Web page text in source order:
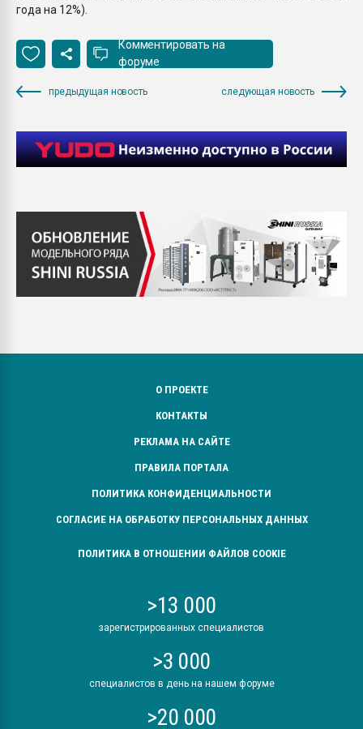
года на 12%).
Комментировать на
форуме
предыдущая новость следующая новость
О ПРОЕКТЕ
КОНТАКТЫ
РЕКЛАМА НА САЙТЕ
ПРАВИЛА ПОРТАЛА
ПОЛИТИКА КОНФИДЕНЦИАЛЬНОСТИ
СОГЛАСИЕ НА ОБРАБОТКУ ПЕРСОНАЛЬНЫХ ДАННЫХ
ПОЛИТИКА В ОТНОШЕНИИ ФАЙЛОВ COOKIE
>13 000
зарегистрированных специалистов
>3 000
специалистов в день на нашем форуме
>20 000